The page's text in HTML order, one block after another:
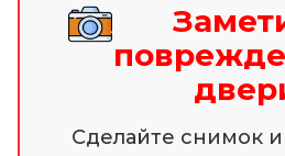
Сделайте снимок и